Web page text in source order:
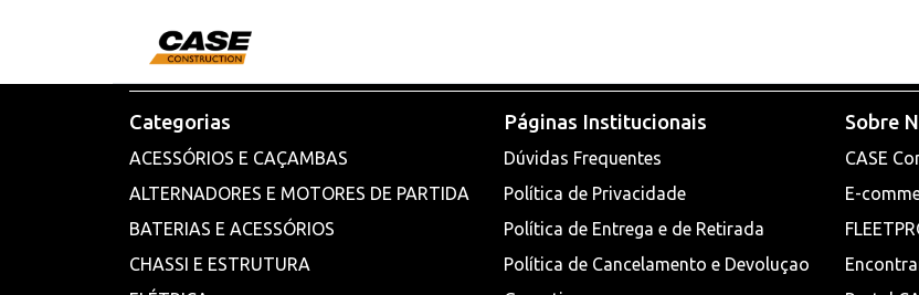
Categorias
ACESSÓRIOS E CAÇAMBAS
ALTERNADORES E MOTORES DE PARTIDA
BATERIAS E ACESSÓRIOS
CHASSI E ESTRUTURA
Páginas Institucionais
Dúvidas Frequentes
Política de Privacidade
Política de Entrega e de Retirada
Política de Cancelamento e Devoluçao
Sobre
CASE
E-